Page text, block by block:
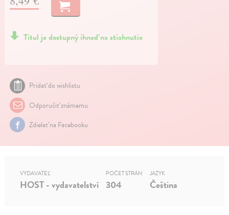
Titul je dostupný ihneď na stiahnutie
Pridať do wishlistu
Odporučiť známemu
Zdielať na Facebooku
VYDAVATEĽ
HOST - vydavatelství
POČET STRÁN
304
JAZYK
Čeština